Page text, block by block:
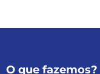
O que fazemos?